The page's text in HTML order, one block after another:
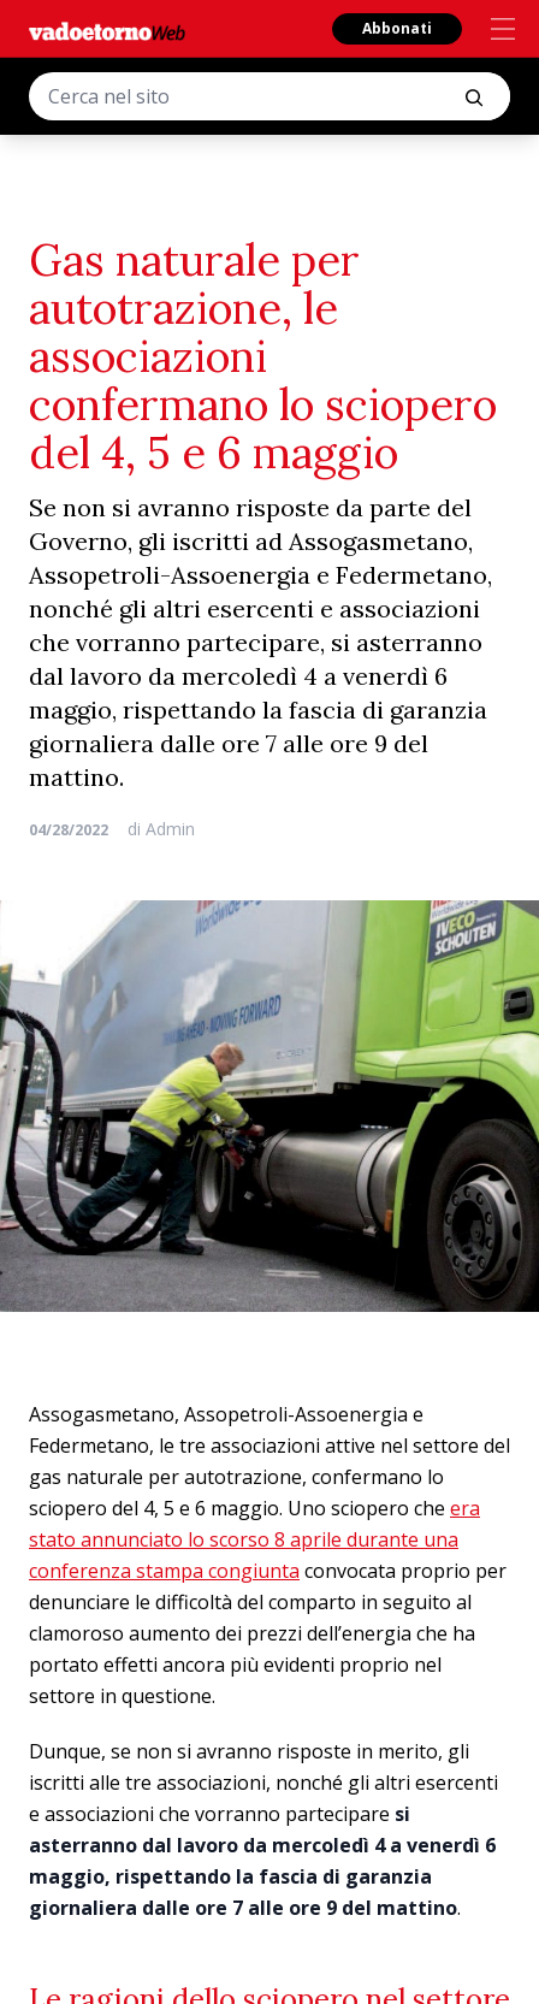
Abbonati
Gas naturale per
autotrazione, le
associazioni
confermano lo sciopero
del 4, 5 e 6 maggio
Se non si avranno risposte da parte del
Governo, gli iscritti ad Assogasmetano,
Assopetroli-Assoenergia e Federmetano,
nonché gli altri esercenti e associazioni
che vorranno partecipare, si asterranno
dal lavoro da mercoledì 4 a venerdì 6
maggio, rispettando la fascia di garanzia
giornaliera dalle ore 7 alle ore 9 del
mattino.
04/28/2022 di Admin
Assogasmetano, Assopetroli-Assoenergia e
Federmetano, le tre associazioni attive nel settore del
gas naturale per autotrazione, confermano lo
sciopero del 4, 5 e 6 maggio. Uno sciopero che era
stato annunciato lo scorso 8 aprile durante una
conferenza stampa congiunta convocata proprio per
denunciare le difficoltà del comparto in seguito al
clamoroso aumento dei prezzi dell’energia che ha
portato effetti ancora più evidenti proprio nel
settore in questione.
Dunque, se non si avranno risposte in merito, gli
iscritti alle tre associazioni, nonché gli altri esercenti
e associazioni che vorranno partecipare si
asterranno dal lavoro da mercoledì 4 a venerdì 6
maggio, rispettando la fascia di garanzia
giornaliera dalle ore 7 alle ore 9 del mattino.